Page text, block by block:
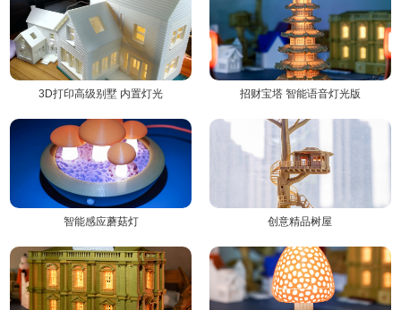
3D打印高级别墅 内置灯光 招财宝塔 智能语音灯光版
智能感应蘑菇灯 创意精品树屋